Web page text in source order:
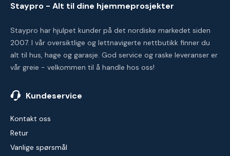
Staypro - Alt til dine hjemmeprosjekter
Staypro har hjulpet kunder på det nordiske markedet siden
2007. I vår oversiktlige og lettnavigerte nettbutikk finner du
alt til hus, hage og garasje. God service og raske leveranser er
vår greie - velkommen til å handle hos oss!
Kundeservice
Kontakt oss
Retur
Vanlige spørsmål